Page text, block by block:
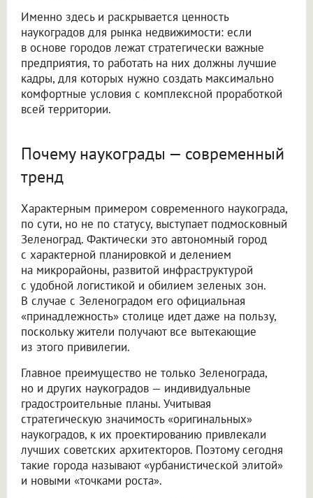
Именно здесь и раскрывается ценность
наукоградов для рынка недвижимости: если
в основе городов лежат стратегически важные
предприятия, то работать на них должны лучшие
кадры, для которых нужно создать максимально
комфортные условия с комплексной проработкой
всей территории.
Почему наукограды — современный
тренд
Характерным примером современного наукограда,
по сути, но не по статусу, выступает подмосковный
Зеленоград. Фактически это автономный город
с характерной планировкой и делением
на микрорайоны, развитой инфраструктурой
с удобной логистикой и обилием зеленых зон.
В случае с Зеленоградом его официальная
«принадлежность» столице идет даже на пользу,
поскольку жители получают все вытекающие
из этого привилегии.
Главное преимущество не только Зеленограда,
но и других наукоградов — индивидуальные
градостроительные планы. Учитывая
стратегическую значимость «оригинальных»
наукоградов, к их проектированию привлекали
лучших советских архитекторов. Поэтому сегодня
такие города называют «урбанистической элитой»
и новыми «точками роста».